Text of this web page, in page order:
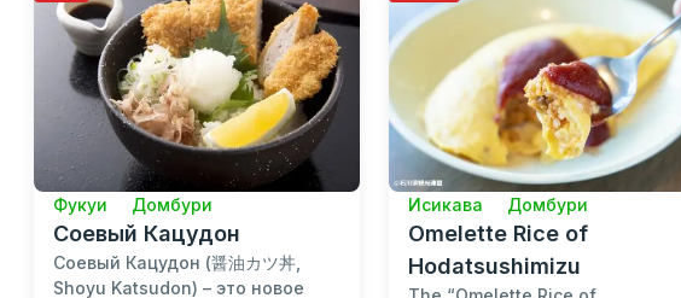
Фукуи Домбури
Соевый Кацудон
Соевый Кацудон (醤油カツ丼,
Shoyu Katsudon) – это новое
Исикава Домбури
Omelette Rice of
Hodatsushimizu